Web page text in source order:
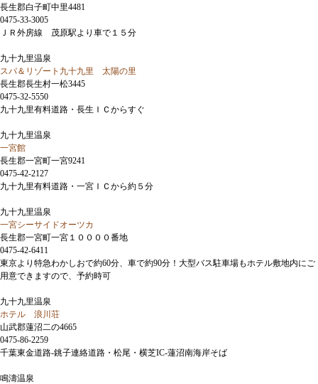
長生郡白子町中里4481
0475-33-3005
ＪＲ外房線 茂原駅より車で１５分
九十九里温泉
スパ＆リゾート九十九里 太陽の里
長生郡長生村一松3445
0475-32-5550
九十九里有料道路・長生ＩＣからすぐ
九十九里温泉
一宮館
長生郡一宮町一宮9241
0475-42-2127
九十九里有料道路・一宮ＩＣから約５分
九十九里温泉
一宮シーサイドオーツカ
長生郡一宮町一宮１００００番地
0475-42-6411
東京より特急わかしおで約60分、車で約90分！大型バス駐車場もホテル敷地内にご
用意できますので、予約時可
九十九里温泉
ホテル 浪川荘
山武郡蓮沼二の4665
0475-86-2259
千葉東金道路-銚子連絡道路・松尾・横芝IC-蓮沼南海岸そば
鳴濤温泉